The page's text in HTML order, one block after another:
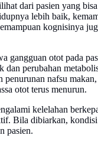
dari pasien yang
lebih baik,
kognisinya
gangguan otot pada
dan perubahan
penurunan nafsu
otot terus menurun.
kelelahan
Bila dibiarkan,
pasien.